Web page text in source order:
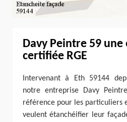
Davy Peintre 59
certifiée RGE
Intervenant à Eth 59144
notre entreprise Davy
référence pour les particuliers
veulent étanchéifier leur